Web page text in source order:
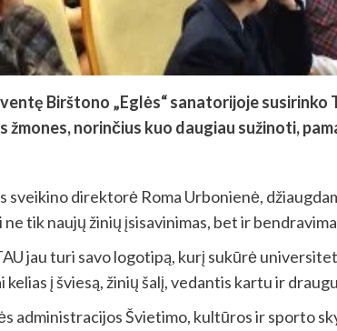
Birštono „Eglės“ sanatorijoje
žmones, norinčius kuo daugiau sužinoti,
direktorė Roma Urbonienė,
tik naujų žinių įsisavinimas, bet ir
jau turi savo logotipą, kurį sukūrė
į šviesą, žinių šalį, vedantis kartu ir
administracijos Švietimo, kultūros ir sporto